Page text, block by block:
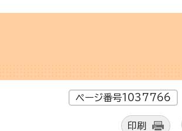
ページ番号1037766
印刷